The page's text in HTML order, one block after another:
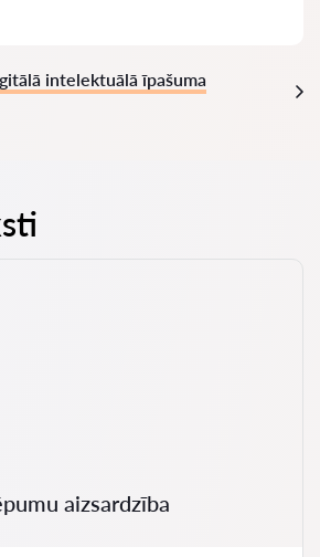
intelektuālā īpašuma
aizsardzība